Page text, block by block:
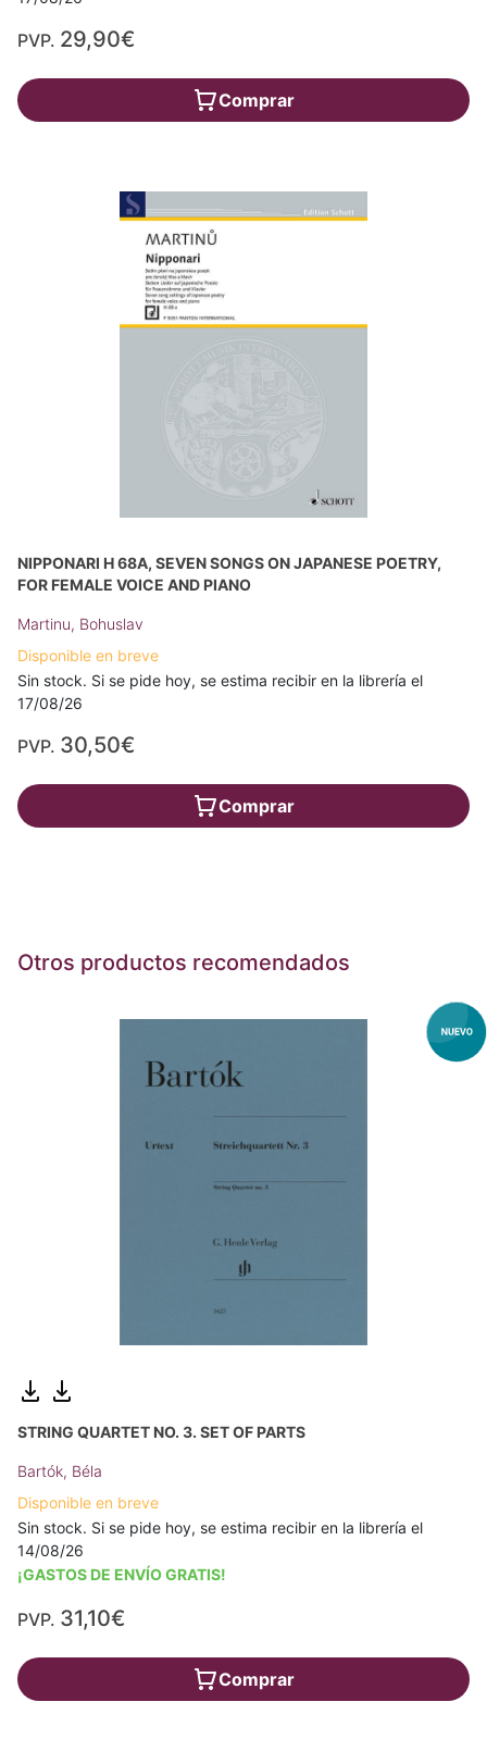
PVP. 29,90€
Comprar
NIPPONARI H 68A, SEVEN SONGS ON JAPANESE POETRY,
FOR FEMALE VOICE AND PIANO
Martinu, Bohuslav
Disponible en breve
Sin stock. Si se pide hoy, se estima recibir en la librería el
17/08/26
PVP. 30,50€
Comprar
Otros productos recomendados
STRING QUARTET NO. 3. SET OF PARTS
Bartók, Béla
Disponible en breve
Sin stock. Si se pide hoy, se estima recibir en la librería el
14/08/26
¡GASTOS DE ENVÍO GRATIS!
PVP. 31,10€
Comprar